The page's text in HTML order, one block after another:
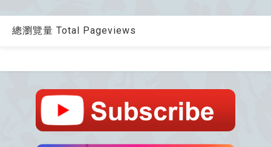
總瀏覽量 Total Pageviews